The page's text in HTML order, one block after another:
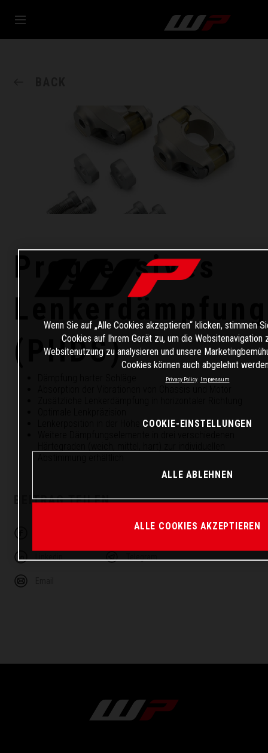
Progressives
(PHDS)
Lenkerposition in der Höhe 2-fach verstellbar
BEITRAG TEILEN
Linkedin Telegram
Wenn Sie auf „Alle Cookies akzeptieren“ klicken, stimmen
Cookies auf Ihrem Gerät zu, um die Websitenavigation
Websitenutzung zu analysieren und unsere
Cookies können auch abgelehnt
Privacy Policy Impressum
COOKIE-EINSTELLUNGEN
ALLE ABLEHNEN
ALLE COOKIES AKZEPTIEREN